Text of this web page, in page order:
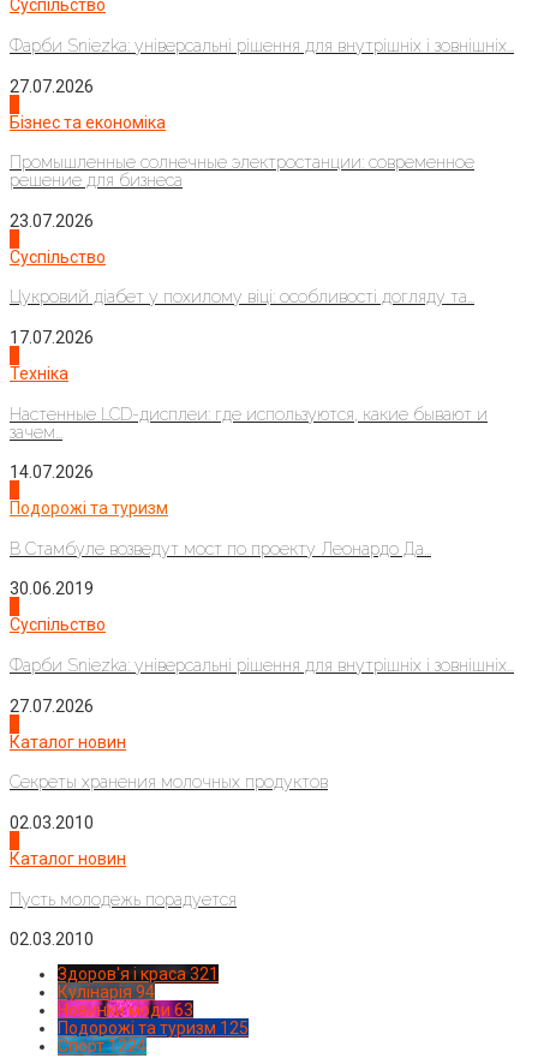
Суспільство
Фарби Sniezka: універсальні рішення для внутрішніх і зовнішніх...
27.07.2026
Бізнес та економіка
Промышленные солнечные электростанции: современное
решение для бизнеса
23.07.2026
Суспільство
Цукровий діабет у похилому віці: особливості догляду та...
17.07.2026
Техніка
Настенные LCD-дисплеи: где используются, какие бывают и
зачем...
14.07.2026
Подорожі та туризм
В Стамбуле возведут мост по проекту Леонардо Да...
30.06.2019
Суспільство
Фарби Sniezka: універсальні рішення для внутрішніх і зовнішніх...
27.07.2026
Каталог новин
Секреты хранения молочных продуктов
02.03.2010
Каталог новин
Пусть молодежь порадуется
02.03.2010
Здоров'я і краса 321
Кулінарія 94
Новинки моди 63
Подорожі та туризм 125
Спорт1224